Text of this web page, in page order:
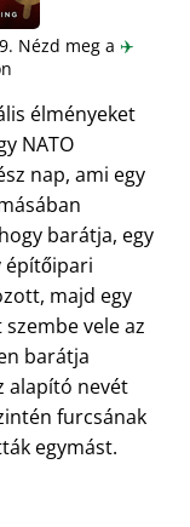
Nézd meg a ✈️
élményeket
NATO
nap, ami egy
barátja, egy
építőipari
majd egy
vele az
barátja
alapító nevét
furcsának
egymást.